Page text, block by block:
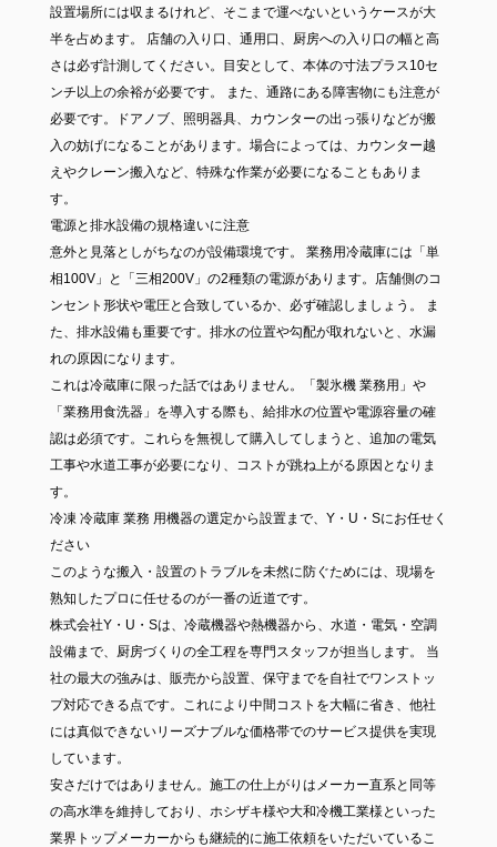
設置場所には収まるけれど、そこまで運べないというケースが大
半を占めます。 店舗の入り口、通用口、厨房への入り口の幅と高
さは必ず計測してください。目安として、本体の寸法プラス10セ
ンチ以上の余裕が必要です。 また、通路にある障害物にも注意が
必要です。ドアノブ、照明器具、カウンターの出っ張りなどが搬
入の妨げになることがあります。場合によっては、カウンター越
えやクレーン搬入など、特殊な作業が必要になることもありま
す。
電源と排水設備の規格違いに注意
意外と見落としがちなのが設備環境です。 業務用冷蔵庫には「単
相100V」と「三相200V」の2種類の電源があります。店舗側のコ
ンセント形状や電圧と合致しているか、必ず確認しましょう。 ま
た、排水設備も重要です。排水の位置や勾配が取れないと、水漏
れの原因になります。
これは冷蔵庫に限った話ではありません。「製氷機 業務用」や
「業務用食洗器」を導入する際も、給排水の位置や電源容量の確
認は必須です。これらを無視して購入してしまうと、追加の電気
工事や水道工事が必要になり、コストが跳ね上がる原因となりま
す。
冷凍 冷蔵庫 業務 用機器の選定から設置まで、Y・U・Sにお任せく
ださい
このような搬入・設置のトラブルを未然に防ぐためには、現場を
熟知したプロに任せるのが一番の近道です。
株式会社Y・U・Sは、冷蔵機器や熱機器から、水道・電気・空調
設備まで、厨房づくりの全工程を専門スタッフが担当します。 当
社の最大の強みは、販売から設置、保守までを自社でワンストッ
プ対応できる点です。これにより中間コストを大幅に省き、他社
には真似できないリーズナブルな価格帯でのサービス提供を実現
しています。
安さだけではありません。施工の仕上がりはメーカー直系と同等
の高水準を維持しており、ホシザキ様や大和冷機工業様といった
業界トップメーカーからも継続的に施工依頼をいただいているこ